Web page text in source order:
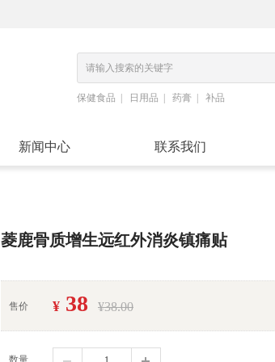
保健食品 日用品 药膏 补品
新闻中心 联系我们
菱鹿骨质增生远红外消炎镇痛贴
售价 ¥ 38 ¥38.00
数量